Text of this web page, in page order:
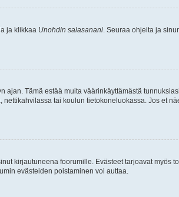
ja klikkaa Unohdin salasanani . Seuraa ohjeita ja
Tämä estää muita väärinkäyttämästä
tai koulun tietokoneluokassa. Jos et
kirjautuneena foorumille. Evästeet tarjoavat myös
evästeiden poistaminen voi auttaa.